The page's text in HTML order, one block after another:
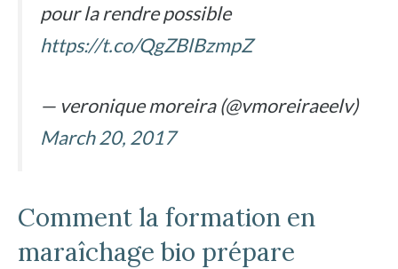
pour la rendre possible
https://t.co/QgZBlBzmpZ
— veronique moreira (@vmoreiraeelv)
March 20, 2017
Comment la formation en
maraîchage bio prépare